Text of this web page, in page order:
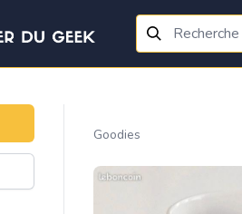
Goodies